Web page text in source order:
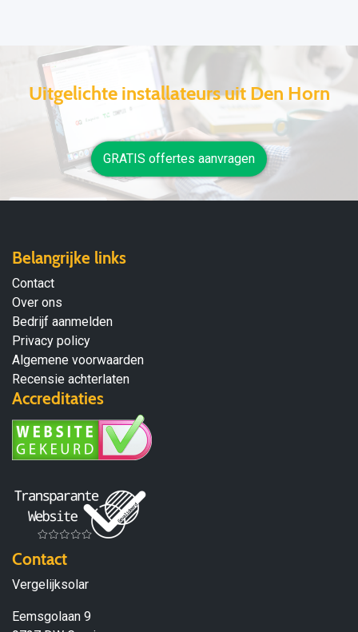
Uitgelichte installateurs uit Den Horn
GRATIS offertes aanvragen
Belangrijke links
Contact
Over ons
Bedrijf aanmelden
Privacy policy
Algemene voorwaarden
Recensie achterlaten
Accreditaties
Contact
Vergelijksolar
Eemsgolaan 9